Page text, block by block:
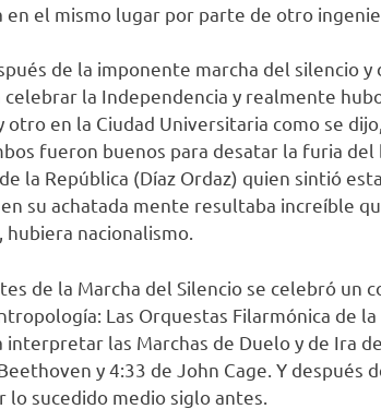
el mismo lugar por parte de otro
de la imponente marcha del silencio
la Independencia y realmente
otro en la Ciudad Universitaria como se
fueron buenos para desatar la furia
la República (Díaz Ordaz) quien sintió
su achatada mente resultaba increíble
nacionalismo.
de la Marcha del Silencio se celebró un
Las Orquestas Filarmónica de
interpretar las Marchas de Duelo y de Ira
y 4:33 de John Cage. Y después
lo sucedido medio siglo antes.